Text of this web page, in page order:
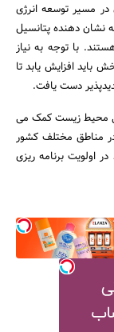
در مسیر توسعه انرژی
نشان دهنده پتانسیل
با توجه به نیاز
باید افزایش یابد تا
دست یافت.
محیط زیست کمک می
در مناطق مختلف کشور
اولویت برنامه ریزی